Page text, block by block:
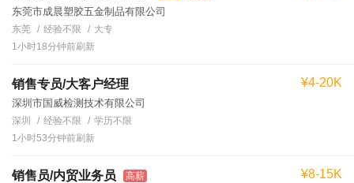
东莞市成晨塑胶五金制品有限公司
东莞 经验不限
大专
1小时18分钟前刷新
销售专员/大客户经理
深圳市国威检测技术有限公司
¥4-20K
深圳 经验不限
学历不限
1小时53分钟前刷新
销售员/内贸业务员 高薪 ¥8-15K